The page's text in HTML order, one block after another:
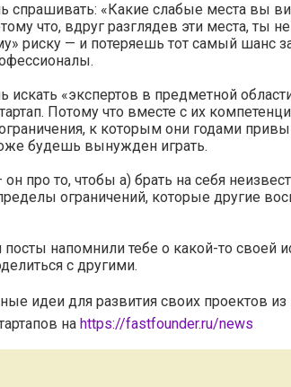
спрашивать: «Какие слабые места вы
что, вдруг разглядев эти места, ты
риску — и потеряешь тот самый шанс
искать «экспертов в предметной
Потому что вместе с их
к которым они годами
будешь вынужден играть.
он про то, чтобы а) брать на себя
ограничений, которые другие
напомнили тебе о какой-то своей
с другими.
идеи для развития своих проектов
на https://fastfounder.ru/news